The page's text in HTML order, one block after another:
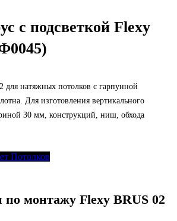
с подсветкой Flexy
натяжных потолков с гарпунной
Для изготовления вертикального
30 мм, конструкций, ниш, обхода
Потолков
по монтажу Flexy BRUS 02